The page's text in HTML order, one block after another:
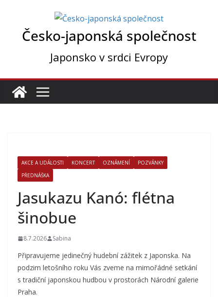
Česko-japonská společnost
Japonsko v srdci Evropy
AKCE A UDÁLOSTI KONCERT OZNÁMENÍ
POZVÁNKY
PŘEDNÁŠKA
Jasukazu Kanó: flétna
šinobue
8.7.2026 Sabina
Připravujeme jedinečný hudební zážitek z Japonska. Na
podzim letošního roku Vás zveme na mimořádné setkání
s tradiční japonskou hudbou v prostorách Národní galerie
Praha.